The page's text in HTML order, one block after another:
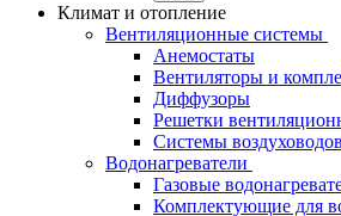
Климат и отопление
Вентиляционные системы
Анемостаты
Вентиляторы и
Диффузоры
Решетки
Системы
Водонагреватели
Газовые
Комплектующие для